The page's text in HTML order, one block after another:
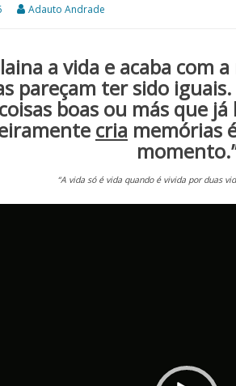
Adauto Andrade
a vida e acaba com
pareçam ter sido
boas ou más que
cria memórias
“A vida só é vida quando é vivida por duas